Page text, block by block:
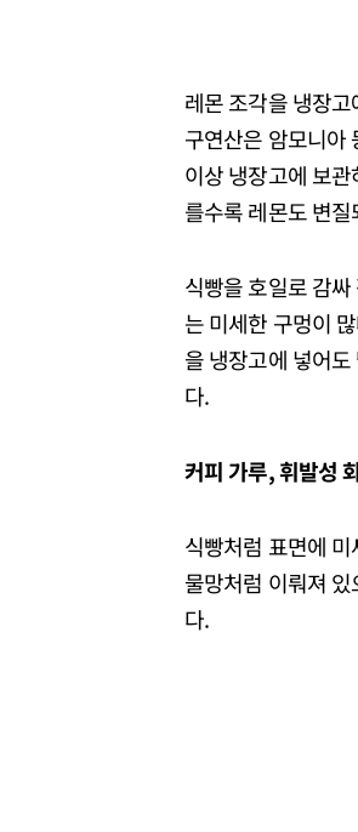
레몬 조각을 냉장
구연산은 암모니아
이상 냉장고에 보
를수록 레몬도 변
식빵을 호일로 감
는 미세한 구멍이
을 냉장고에 넣어
다.
커피 가루, 휘발성
식빵처럼 표면에
물망처럼 이뤄져
다.